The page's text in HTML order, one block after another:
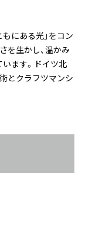
もにある光」をコン
を生かし、温かみ
ます。ドイツ北
とクラフツマンシ